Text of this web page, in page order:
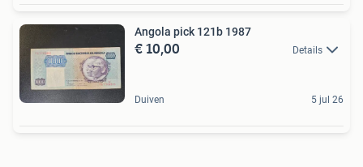
Angola pick 121b 1987
€ 10,00 Details
Duiven 5 jul 26